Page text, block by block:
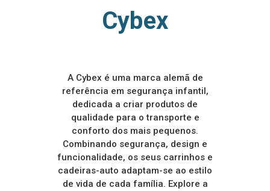
Cybex
A Cybex é uma marca alemã de
referência em segurança infantil,
dedicada a criar produtos de
qualidade para o transporte e
conforto dos mais pequenos.
Combinando segurança, design e
funcionalidade, os seus carrinhos e
cadeiras-auto adaptam-se ao estilo
de vida de cada família. Explore a